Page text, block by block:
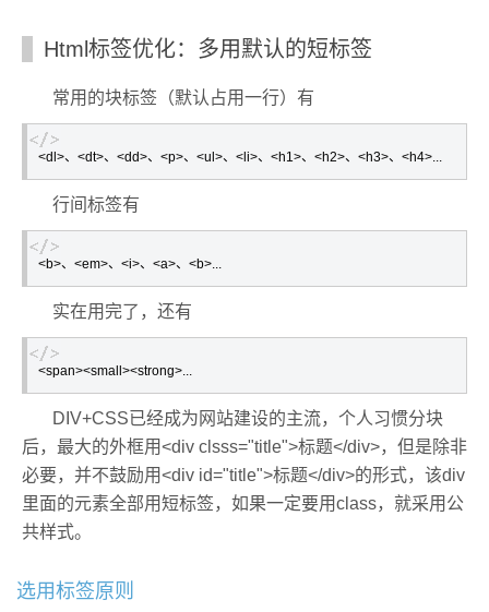
Html标签优化：多用默认的短标签
常用的块标签（默认占用一行）有
<dl>、<dt>、<dd>、<p>、<ul>、<li>、<h1>、<h2>、<h3>、<h4>...
行间标签有
<b>、<em>、<i>、<a>、<b>...
实在用完了，还有
<span><small><strong>...
DIV+CSS已经成为网站建设的主流，个人习惯分块
后，最大的外框用<div clsss="title">标题</div>，但是除非
必要，并不鼓励用<div id="title">标题</div>的形式，该div
里面的元素全部用短标签，如果一定要用class，就采用公
共样式。
选用标签原则